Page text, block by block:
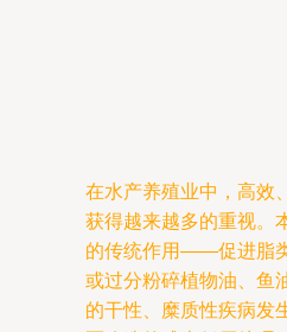
在水产养殖业中，高效
获得越来越多的重视。
的传统作用——促进脂
或过分粉碎植物油、鱼
的干性、糜质性疾病发